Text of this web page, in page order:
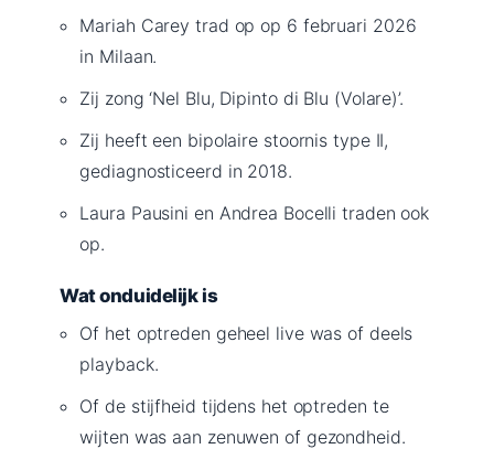
Mariah Carey trad op op 6 februari 2026
in Milaan.
Zij zong ‘Nel Blu, Dipinto di Blu (Volare)’.
Zij heeft een bipolaire stoornis type II,
gediagnosticeerd in 2018.
Laura Pausini en Andrea Bocelli traden ook
op.
Wat onduidelijk is
Of het optreden geheel live was of deels
playback.
Of de stijfheid tijdens het optreden te
wijten was aan zenuwen of gezondheid.